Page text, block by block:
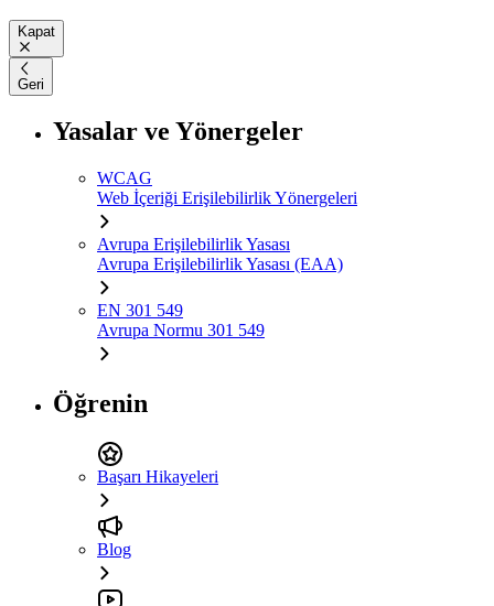
Kapat
Geri
Yasalar ve Yönergeler
WCAG
Web İçeriği Erişilebilirlik Yönergeleri
Avrupa Erişilebilirlik Yasası
Avrupa Erişilebilirlik Yasası (EAA)
EN 301 549
Avrupa Normu 301 549
Öğrenin
Başarı Hikayeleri
Blog